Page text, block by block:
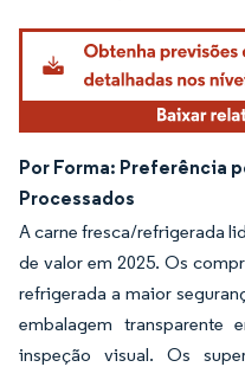
Por Forma: Preferência
Processados
A carne fresca/refrigerada
de valor em 2025. Os
refrigerada a maior
embalagem transparente
inspeção visual. Os